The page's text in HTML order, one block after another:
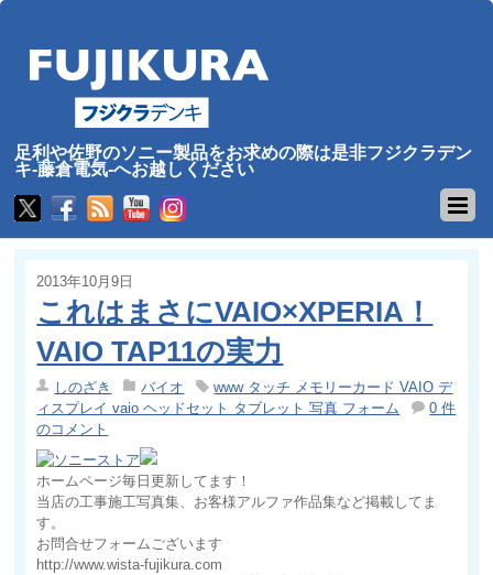
足利や佐野のソニー製品をお求めの際は是非フジクラデン
キ-藤倉電気-へお越しください
2013年10月9日
これはまさにVAIO×XPERIA！
VAIO TAP11の実力
しのざき バイオ
www タッチ メモリーカード VAIO デ
ィスプレイ vaio ヘッドセット タブレット 写真 フォーム
0 件
のコメント
ホームページ毎日更新してます！
当店の工事施工写真集、お客様アルファ作品集など掲載してま
す。
お問合せフォームございます
http://www.wista-fujikura.com